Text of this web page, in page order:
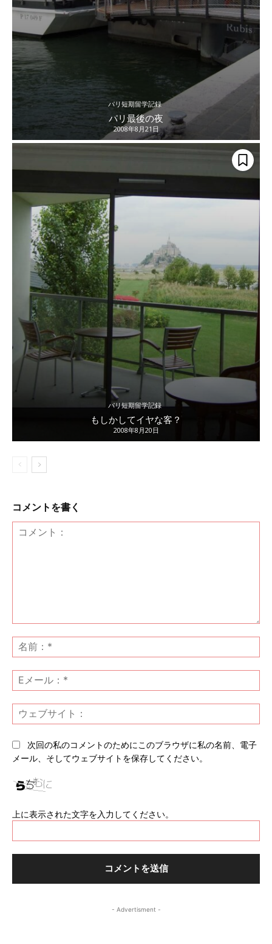
パリ短期留学記録
パリ最後の夜
2008年8月21日
パリ短期留学記録
もしかしてイヤな客？
2008年8月20日
コメントを書く
ン
ト：
前
*
メ
ー
*ェ
次回の私のコメントのためにこのブラウザに私の名前、電子
メール、そしてウェブサイトを保存してください。
上に表示された文字を入力してください。
- Advertisment -